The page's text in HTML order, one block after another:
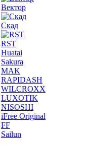
Вектор
Скад
RST
Huatai
Sakura
MAK
RAPIDASH
WILCROXX
LUXOTIK
NISOSHI
iFree Original
FF
Sailun